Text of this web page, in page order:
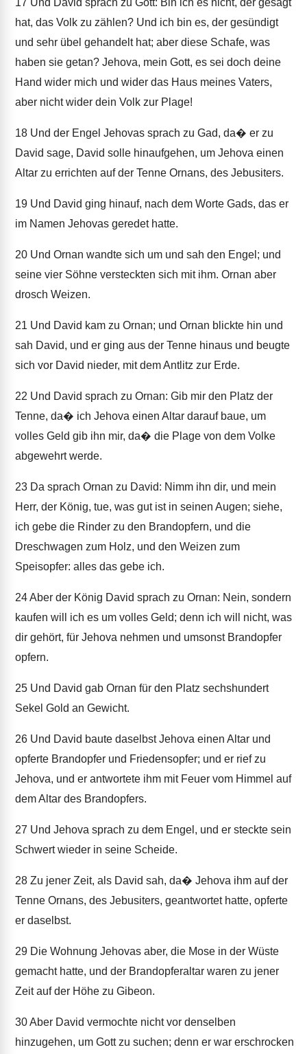
17 Und David sprach zu Gott: Bin ich es nicht, der gesagt
hat, das Volk zu zählen? Und ich bin es, der gesündigt
und sehr übel gehandelt hat; aber diese Schafe, was
haben sie getan? Jehova, mein Gott, es sei doch deine
Hand wider mich und wider das Haus meines Vaters,
aber nicht wider dein Volk zur Plage!
18 Und der Engel Jehovas sprach zu Gad, da� er zu
David sage, David solle hinaufgehen, um Jehova einen
Altar zu errichten auf der Tenne Ornans, des Jebusiters.
19 Und David ging hinauf, nach dem Worte Gads, das er
im Namen Jehovas geredet hatte.
20 Und Ornan wandte sich um und sah den Engel; und
seine vier Söhne versteckten sich mit ihm. Ornan aber
drosch Weizen.
21 Und David kam zu Ornan; und Ornan blickte hin und
sah David, und er ging aus der Tenne hinaus und beugte
sich vor David nieder, mit dem Antlitz zur Erde.
22 Und David sprach zu Ornan: Gib mir den Platz der
Tenne, da� ich Jehova einen Altar darauf baue, um
volles Geld gib ihn mir, da� die Plage von dem Volke
abgewehrt werde.
23 Da sprach Ornan zu David: Nimm ihn dir, und mein
Herr, der König, tue, was gut ist in seinen Augen; siehe,
ich gebe die Rinder zu den Brandopfern, und die
Dreschwagen zum Holz, und den Weizen zum
Speisopfer: alles das gebe ich.
24Aber der König David sprach zu Ornan: Nein, sondern
kaufen will ich es um volles Geld; denn ich will nicht, was
dir gehört, für Jehova nehmen und umsonst Brandopfer
opfern.
25 Und David gab Ornan für den Platz sechshundert
Sekel Gold an Gewicht.
26 Und David baute daselbst Jehova einen Altar und
opferte Brandopfer und Friedensopfer; und er rief zu
Jehova, und er antwortete ihm mit Feuer vom Himmel auf
dem Altar des Brandopfers.
27 Und Jehova sprach zu dem Engel, und er steckte sein
Schwert wieder in seine Scheide.
28 Zu jener Zeit, als David sah, da� Jehova ihm auf der
Tenne Ornans, des Jebusiters, geantwortet hatte, opferte
er daselbst.
29 Die Wohnung Jehovas aber, die Mose in der Wüste
gemacht hatte, und der Brandopferaltar waren zu jener
Zeit auf der Höhe zu Gibeon.
30Aber David vermochte nicht vor denselben
hinzugehen, um Gott zu suchen; denn er war erschrocken